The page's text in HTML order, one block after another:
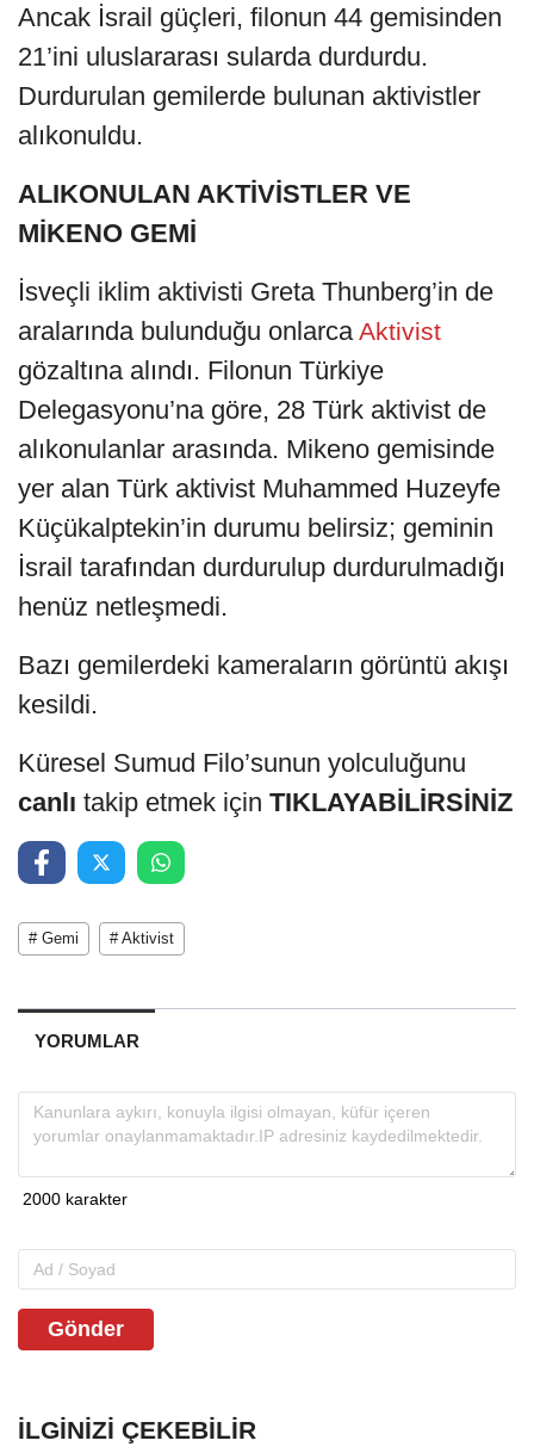
Ancak İsrail güçleri, filonun 44 gemisinden
21’ini uluslararası sularda durdurdu.
Durdurulan gemilerde bulunan aktivistler
alıkonuldu.
ALIKONULAN AKTİVİSTLER VE
MİKENO GEMİ
İsveçli iklim aktivisti Greta Thunberg’in de
aralarında bulunduğu onlarca Aktivist
gözaltına alındı. Filonun Türkiye
Delegasyonu’na göre, 28 Türk aktivist de
alıkonulanlar arasında. Mikeno gemisinde
yer alan Türk aktivist Muhammed Huzeyfe
Küçükalptekin’in durumu belirsiz; geminin
İsrail tarafından durdurulup durdurulmadığı
henüz netleşmedi.
Bazı gemilerdeki kameraların görüntü akışı
kesildi.
Küresel Sumud Filo’sunun yolculuğunu
canlı takip etmek için TIKLAYABİLİRSİNİZ
# Gemi # Aktivist
YORUMLAR
Gönder
İLGINIZI ÇEKEBILIR